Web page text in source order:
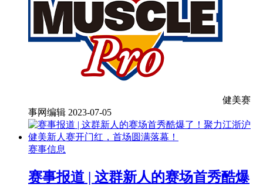
健美赛
事网编辑 2023-07-05
赛事信息
赛事报道 | 这群新人的赛场首秀酷爆